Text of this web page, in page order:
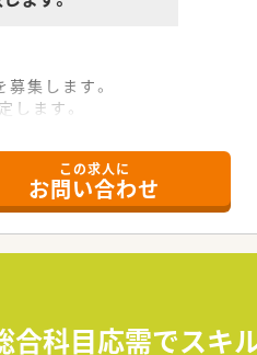
集します。
ます。
ています。
学心のある方。
きる人が求められています。
びます。
ャリアプランに応じて、配置
この求人に
お問い合わせ
科目応需でスキ